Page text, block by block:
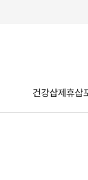
건강샵제휴샵